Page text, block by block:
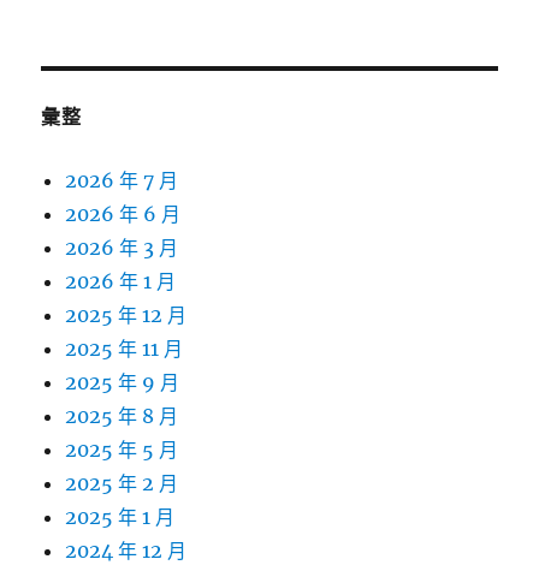
彙整
2026 年 7 月
2026 年 6 月
2026 年 3 月
2026 年 1 月
2025 年 12 月
2025 年 11 月
2025 年 9 月
2025 年 8 月
2025 年 5 月
2025 年 2 月
2025 年 1 月
2024 年 12 月